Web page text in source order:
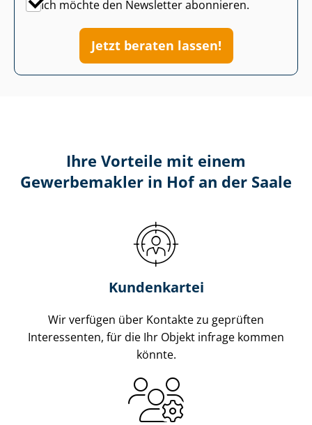
Ich möchte den Newsletter abonnieren.
Jetzt beraten lassen!
Ihre Vorteile mit einem
Gewerbemakler in Hof an der Saale
Kundenkartei
Wir verfügen über Kontakte zu geprüften
Interessenten, für die Ihr Objekt infrage kommen
könnte.